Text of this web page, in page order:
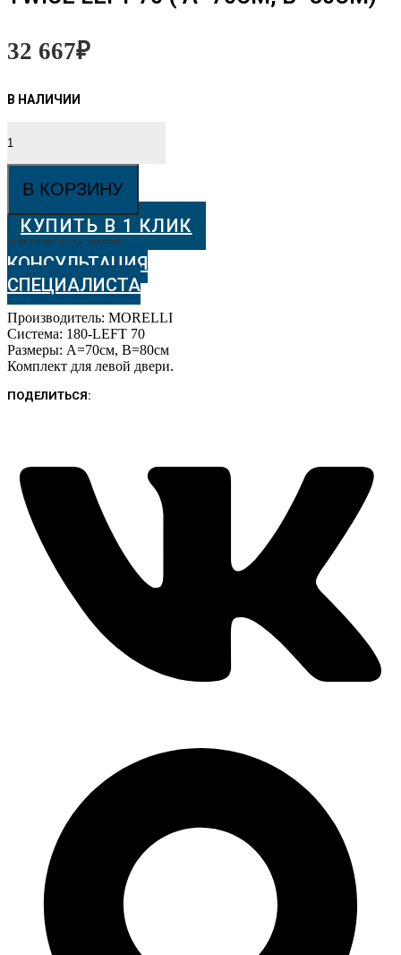
32 667₽
товара
СИСТЕМА
МЕЖКОМНАТНЫХ
180-
TWICE
LEFT
(
A=70см,
B=80см)
В КОРЗИНУ
КУПИТЬ В 1 КЛИК
АРТИКУЛ: 10699
КОНСУЛЬТАЦИЯ
СПЕЦИАЛИСТА
Производитель: MORELLI
Система: 180-LEFT 70
Размеры: A=70см, B=80см
Комплект для левой двери.
ПОДЕЛИТЬСЯ: